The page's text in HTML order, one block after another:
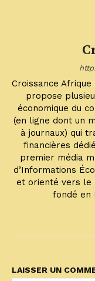
Croissance
propose
économique du
(en ligne dont un
à journaux) qui
financières
premier média
d’Informations
et orienté vers le
fondé en
LAISSER UN